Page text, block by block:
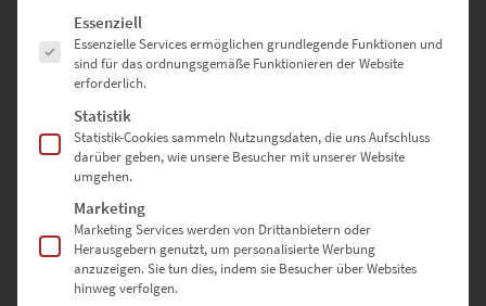
Warum Hochwertige-Wandbilder.de?
✔️ Umfangreiche Auswahl an Ausführungen & Größen
✔️ Druck in Galeriequalität mit brillanten Farben
✔️ Fertig zum Aufhängen – optional mit vormontierter Halterung
✔️ Sicher verpackt & schnell geliefert – auch als Geschenk
„München Vogelweideplatz At the Speed of
entdecken – und urbane Geschwindigkeit als Kunst an die
Wand bringen.
Es folgt eine Liste der Service-Gruppen, für die eine Einwilligung
Essenziell
Essenzielle Services ermöglichen grundlegende Funktionen und
sind für das ordnungsgemäße Funktionieren der Website
erforderlich.
Statistik
Statistik-Cookies sammeln Nutzungsdaten, die uns Aufschluss
darüber geben, wie unsere Besucher mit unserer Website
umgehen.
Marketing
Marketing Services werden von Drittanbietern oder
Herausgebern genutzt, um personalisierte Werbung
anzuzeigen. Sie tun dies, indem sie Besucher über Websites
hinweg verfolgen.